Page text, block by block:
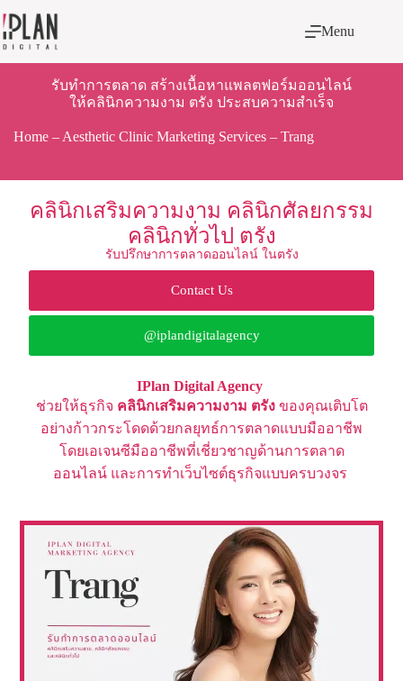
Menu
รับทำการตลาด สร้างเนื้อหาแพลตฟอร์มออนไลน์
ให้คลินิกความงาม ตรัง ประสบความสำเร็จ
Home – Aesthetic Clinic Marketing Services – Trang
คลินิกเสริมความงาม คลินิกศัลยกรรม
คลินิกทั่วไป ตรัง
รับปรึกษาการตลาดออนไลน์ ในตรัง
Contact Us
@iplandigitalagency
IPlan Digital Agency
ช่วยให้ธุรกิจ คลินิกเสริมความงาม ตรัง ของคุณเติบโต
อย่างก้าวกระโดดด้วยกลยุทธ์การตลาดแบบมืออาชีพ
โดยเอเจนซีมืออาชีพที่เชี่ยวชาญด้านการตลาด
ออนไลน์ และการทำเว็บไซต์ธุรกิจแบบครบวงจร